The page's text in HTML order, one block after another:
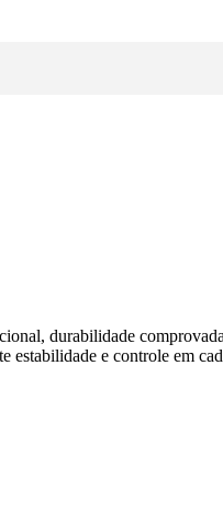
durabilidade
e controle em